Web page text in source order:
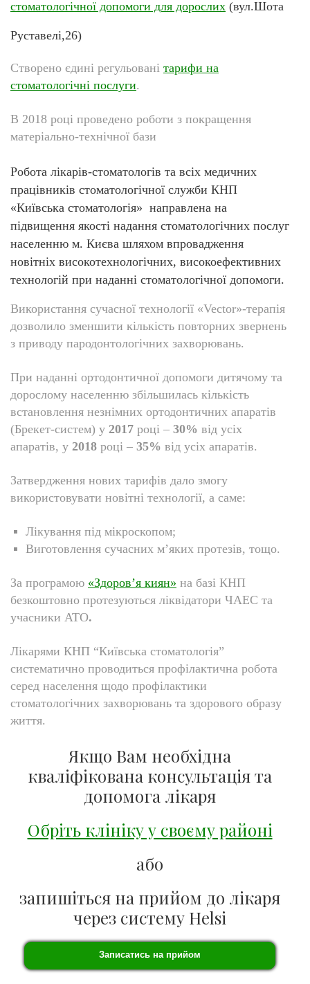
стоматологічної допомоги для дорослих (вул.Шота
Руставелі,26)
Створено єдині регульовані тарифи на
стоматологічні послуги.
В 2018 році проведено роботи з покращення
матеріально-технічної бази
Робота лікарів-стоматологів та всіх медичних
працівників стоматологічної служби КНП
«Київська стоматологія» направлена на
підвищення якості надання стоматологічних послуг
населенню м. Києва шляхом впровадження
новітніх високотехнологічних, високоефективних
технологій при наданні стоматологічної допомоги.
Використання сучасної технології «Vector»-терапія
дозволило зменшити кількість повторних звернень
з приводу пародонтологічних захворювань.
При наданні ортодонтичної допомоги дитячому та
дорослому населенню збільшилась кількість
встановлення незнімних ортодонтичних апаратів
(Брекет-систем) у 2017 році – 30% від усіх
апаратів, у 2018 році – 35% від усіх апаратів.
Затвердження нових тарифів дало змогу
використовувати новітні технології, а саме:
Лікування під мікроскопом;
Виготовлення сучасних м’яких протезів, тощо.
За програмою «Здоров’я киян» на базі КНП
безкоштовно протезуються ліквідатори ЧАЕС та
учасники АТО.
Лікарями КНП “Київська стоматологія”
систематично проводиться профілактична робота
серед населення щодо профілактики
стоматологічних захворювань та здорового образу
життя.
Якщо Вам необхідна
кваліфікована консультація та
допомога лікаря
Обріть клініку у своєму районі
або
запишіться на прийом до лікаря
через систему Helsi
Записатись на прийом